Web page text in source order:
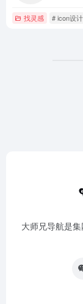
找灵感 # icon设计
大师兄导航是